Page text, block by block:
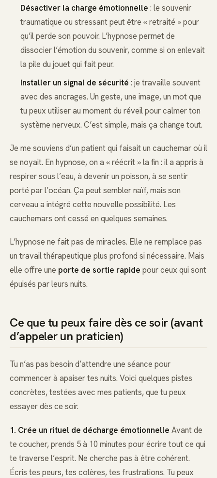
Désactiver la charge émotionnelle : le souvenir
traumatique ou stressant peut être « retraité » pour
qu’il perde son pouvoir. L’hypnose permet de
dissocier l’émotion du souvenir, comme si on enlevait
la pile du jouet qui fait peur.
Installer un signal de sécurité : je travaille souvent
avec des ancrages. Un geste, une image, un mot que
tu peux utiliser au moment du réveil pour calmer ton
système nerveux. C’est simple, mais ça change tout.
Je me souviens d’un patient qui faisait un cauchemar où il
se noyait. En hypnose, on a « réécrit » la fin : il a appris à
respirer sous l’eau, à devenir un poisson, à se sentir
porté par l’océan. Ça peut sembler naïf, mais son
cerveau a intégré cette nouvelle possibilité. Les
cauchemars ont cessé en quelques semaines.
L’hypnose ne fait pas de miracles. Elle ne remplace pas
un travail thérapeutique plus profond si nécessaire. Mais
elle offre une porte de sortie rapide pour ceux qui sont
épuisés par leurs nuits.
Ce que tu peux faire dès ce soir (avant
d’appeler un praticien)
Tu n’as pas besoin d’attendre une séance pour
commencer à apaiser tes nuits. Voici quelques pistes
concrètes, testées avec mes patients, que tu peux
essayer dès ce soir.
1. Crée un rituel de décharge émotionnelle Avant de
te coucher, prends 5 à 10 minutes pour écrire tout ce qui
te traverse l’esprit. Ne cherche pas à être cohérent.
Écris tes peurs, tes colères, tes frustrations. Tu peux